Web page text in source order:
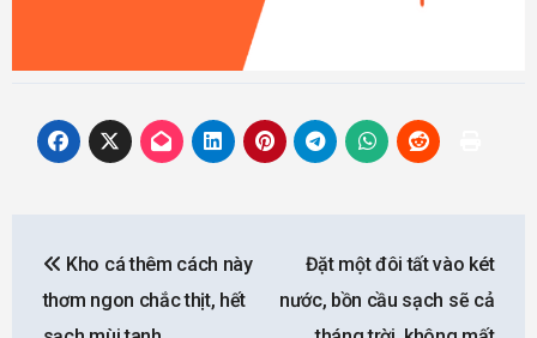
navigation
Kho cá thêm cách này
thơm ngon chắc thịt, hết
Đặt một đôi tất vào két
nước, bồn cầu sạch sẽ cả